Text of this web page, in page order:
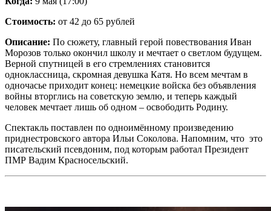
Стоимость: от 42 до 65 рублей
Описание: По сюжету, главный герой повествования Иван
Морозов только окончил школу и мечтает о светлом будущем.
Верной спутницей в его стремлениях становится
одноклассница, скромная девушка Катя. Но всем мечтам в
одночасье приходит конец: немецкие войска без объявления
войны вторглись на советскую землю, и теперь каждый
человек мечтает лишь об одном – освободить Родину.
Спектакль поставлен по одноимённому произведению
приднестровского автора Ильи Соколова. Напомним, что это
писательский псевдоним, под которым работал Президент
ПМР Вадим Красносельский.